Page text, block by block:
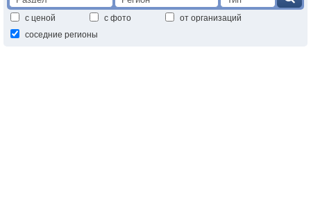
с ценой с фото
от организаций
соседние регионы